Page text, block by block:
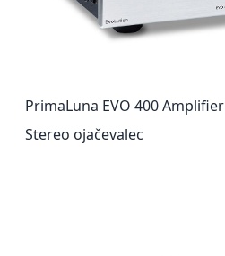
PrimaLuna EVO 400 Amplifier
Stereo ojačevalec